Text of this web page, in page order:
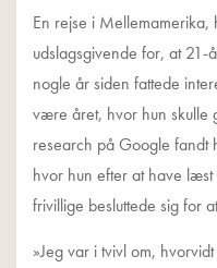
En rejse i
udslagsgivende for, at
nogle år siden fattede
være året, hvor hun skulle
research på Google fandt
hvor hun efter at have
frivillige besluttede sig for
»Jeg var i tvivl om,